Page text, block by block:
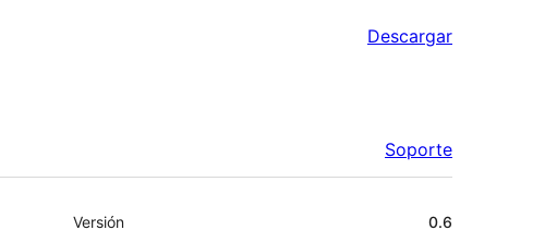
Descargar
Soporte
Meta
Versión 0.6